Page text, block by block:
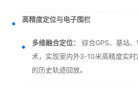
高精度定位与电子围栏
多维融合定位：
综合GPS、基站
术，实现室内外3-10米高精度实
的历史轨迹回放。